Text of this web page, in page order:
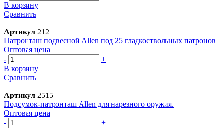
В корзину
Сравнить
Артикул 212
Патронташ подвесной Allen под 25 гладкоствольных патронов
Оптовая цена
-
+
В корзину
Сравнить
Артикул 2515
Подсумок-патронташ Allen для нарезного оружия.
Оптовая цена
-
+